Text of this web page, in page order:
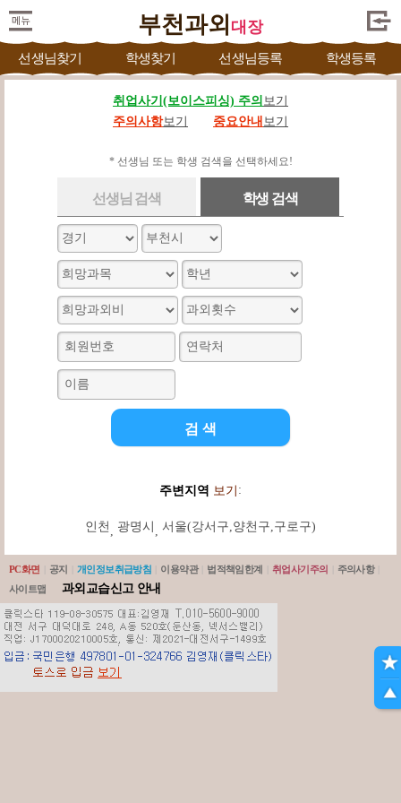
부천과외 대장
선생님찾기 학생찾기 선생님등록 학생등록
취업사기(보이스피싱) 주의 보기
주의사항보기 중요안내 보기
* 선생님 또는 학생 검색을 선택하세요!
선생님 검색 학생 검색
주변지역 보기 :
인천 , 광명시 , 서울(강서구,양천구,구로구)
PC화면 공지 개인정보취급방침 이용약관 법적책임한계 취업사기주의 주의사항
사이트맵
과외교습신고 안내